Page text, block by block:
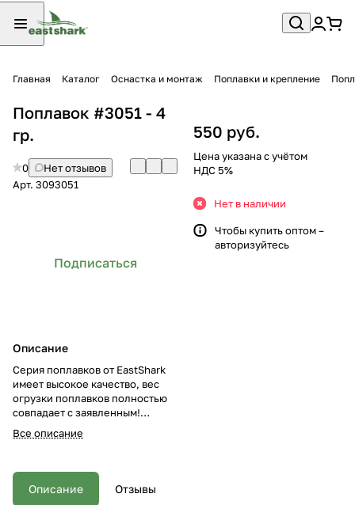
Главная Каталог Оснастка и монтаж Поплавки и крепление
Поплавок #3051 - 4
гр.
0
Нет отзывов
Арт. 3093051
Подписаться
Описание
Cерия поплавков от EastShark
имеет высокое качество, вес
огрузки поплавков полностью
совпадает с заявленным!
Широкий выбор форм и весов
позволяет подобрать поплавок
Материал: супер-бальза. Цена
указана на 1 упаковку. В
упаковке 10 поплавков разных
Все описание
550 руб.
Цена указана с учётом
НДС 5%
Нет в наличии
Чтобы купить оптом –
авторизуйтесь
Описание Отзывы